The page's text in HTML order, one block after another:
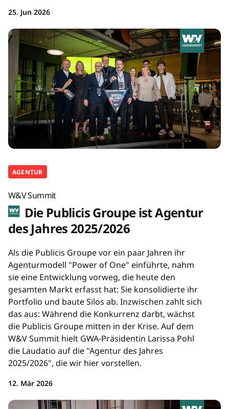
25. Jun 2026
AGENTUR
W&V Summit
Die Publicis Groupe ist Agentur
des Jahres 2025/2026
Als die Publicis Groupe vor ein paar Jahren ihr
Agenturmodell "Power of One" einführte, nahm
sie eine Entwicklung vorweg, die heute den
gesamten Markt erfasst hat: Sie konsolidierte ihr
Portfolio und baute Silos ab. Inzwischen zahlt sich
das aus: Während die Konkurrenz darbt, wächst
die Publicis Groupe mitten in der Krise. Auf dem
W&V Summit hielt GWA-Präsidentin Larissa Pohl
die Laudatio auf die "Agentur des Jahres
2025/2026", die wir hier vorstellen.
12. Mär 2026